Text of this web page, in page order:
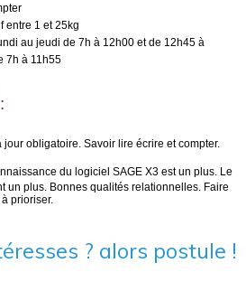
entre 1 et 25kg
au jeudi de 7h à 12h00 et de 12h45 à
7h à 11h55
jour obligatoire. Savoir lire écrire et compter.
du logiciel SAGE X3 est un plus. Le
un plus. Bonnes qualités relationnelles. Faire
prioriser.
? alors postule !